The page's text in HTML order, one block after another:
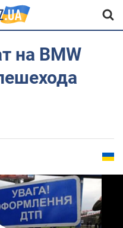
на BMW